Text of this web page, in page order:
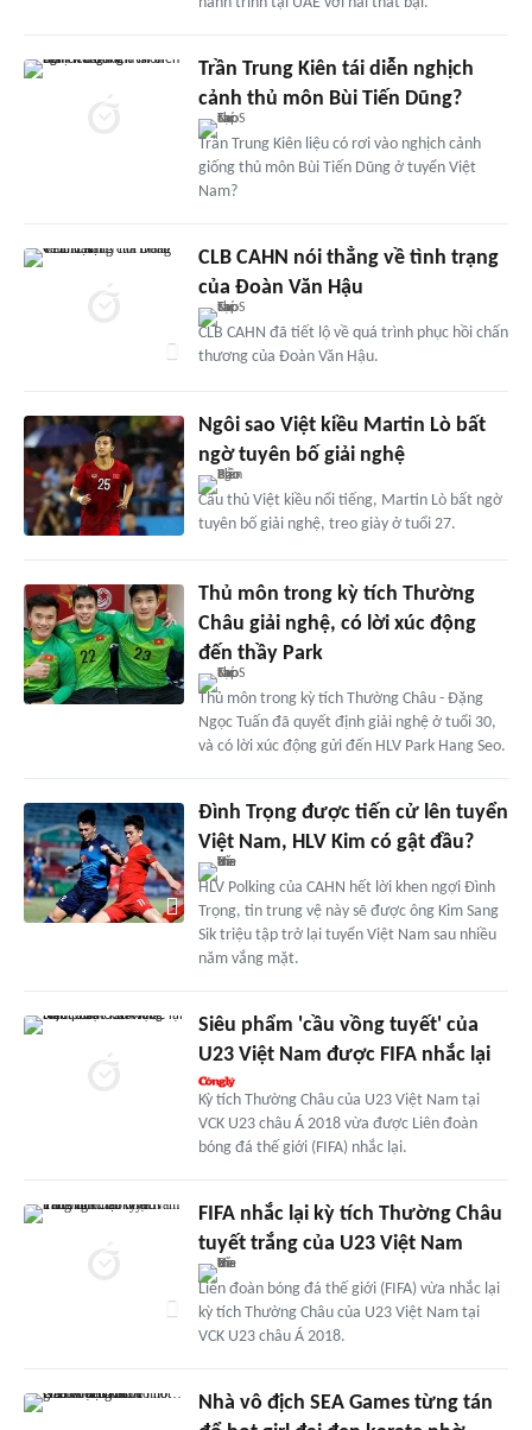
Trần Trung Kiên tái diễn nghịch
cảnh thủ môn Bùi Tiến Dũng?
Trần Trung Kiên liệu có rơi vào nghịch cảnh
giống thủ môn Bùi Tiến Dũng ở tuyển Việt
Nam?
CLB CAHN nói thẳng về tình trạng
của Đoàn Văn Hậu
CLB CAHN đã tiết lộ về quá trình phục hồi chấn
thương của Đoàn Văn Hậu.
Ngôi sao Việt kiều Martin Lò bất
ngờ tuyên bố giải nghệ
Cầu thủ Việt kiều nổi tiếng, Martin Lò bất ngờ
tuyên bố giải nghệ, treo giày ở tuổi 27.
Thủ môn trong kỳ tích Thường
Châu giải nghệ, có lời xúc động
đến thầy Park
Thủ môn trong kỳ tích Thường Châu - Đặng
Ngọc Tuấn đã quyết định giải nghệ ở tuổi 30,
và có lời xúc động gửi đến HLV Park Hang Seo.
Đình Trọng được tiến cử lên tuyển
Việt Nam, HLV Kim có gật đầu?
HLV Polking của CAHN hết lời khen ngợi Đình
Trọng, tin trung vệ này sẽ được ông Kim Sang
Sik triệu tập trở lại tuyển Việt Nam sau nhiều
năm vắng mặt.
Siêu phẩm 'cầu vồng tuyết' của
U23 Việt Nam được FIFA nhắc lại
Kỳ tích Thường Châu của U23 Việt Nam tại
VCK U23 châu Á 2018 vừa được Liên đoàn
bóng đá thế giới (FIFA) nhắc lại.
FIFA nhắc lại kỳ tích Thường Châu
tuyết trắng của U23 Việt Nam
Liên đoàn bóng đá thế giới (FIFA) vừa nhắc lại
kỳ tích Thường Châu của U23 Việt Nam tại
VCK U23 châu Á 2018.
Nhà vô địch SEA Games từng tán